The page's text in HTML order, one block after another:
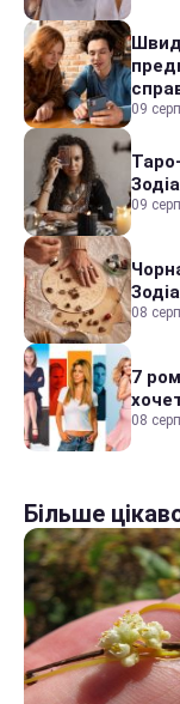
09
09
08
7
08
Більше